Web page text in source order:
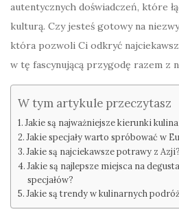
autentycznych doświadczeń, które
kulturą. Czy jesteś gotowy na
która pozwoli Ci odkryć
w tę fascynującą przygodę razem z
W tym artykule przeczytasz
Jakie są najważniejsze kierunki
Jakie specjały warto spróbować w
Jakie są najciekawsze potrawy z Azji?
Jakie są najlepsze miejsca na
specjałów?
Jakie są trendy w kulinarnych